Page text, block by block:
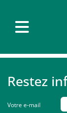
Restez
Votre e-mail